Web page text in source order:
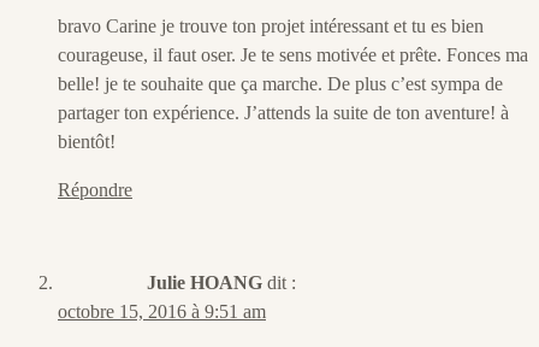
bravo Carine je trouve ton projet intéressant et tu es bien
courageuse, il faut oser. Je te sens motivée et prête. Fonces ma
belle! je te souhaite que ça marche. De plus c’est sympa de
partager ton expérience. J’attends la suite de ton aventure! à
bientôt!
Répondre
Julie HOANG dit :
octobre 15, 2016 à 9:51 am